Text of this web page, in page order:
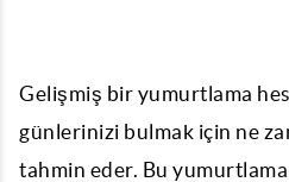
Gelişmiş bir yumurtlama
günlerinizi bulmak için ne
tahmin eder. Bu